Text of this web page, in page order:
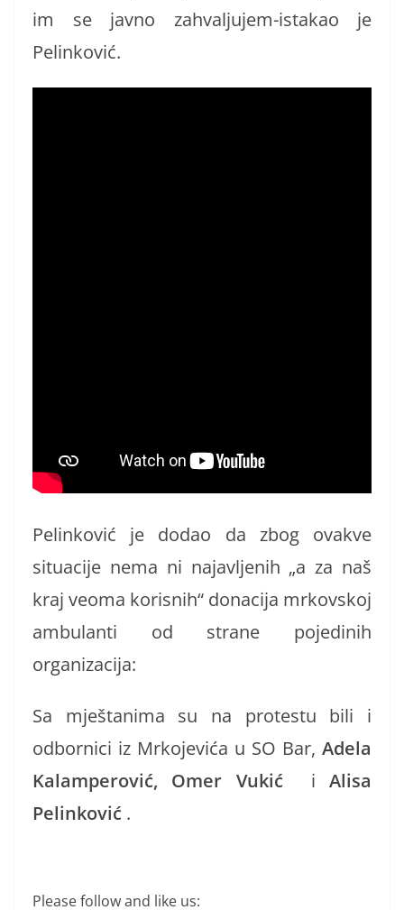
im se javno zahvaljujem-istakao je
Pelinković.
Pelinković je dodao da zbog ovakve
situacije nema ni najavljenih „a za naš
kraj veoma korisnih“ donacija mrkovskoj
ambulanti od strane pojedinih
organizacija:
Sa mještanima su na protestu bili i
odbornici iz Mrkojevića u SO Bar, Adela
Kalamperović, Omer Vukić iAlisa
Pelinković .
Please follow and like us: